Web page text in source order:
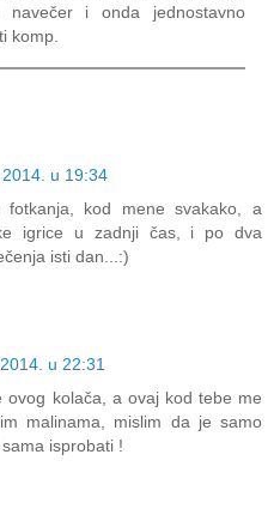
i onda jednostavno
komp.
u 19:34
kod mene svakako, a
igrice u zadnji čas, i po dva
isti dan...:)
u 22:31
ovog kolača, a ovaj kod tebe me
malinama, mislim da je samo
isprobati !